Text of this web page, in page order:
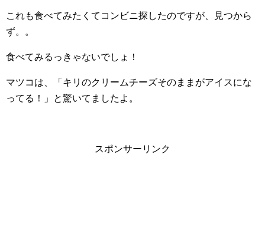
これも食べてみたくてコンビニ探したのですが、見つから
ず。。
食べてみるっきゃないでしょ！
マツコは、「キリのクリームチーズそのままがアイスにな
ってる！」と驚いてましたよ。
スポンサーリンク